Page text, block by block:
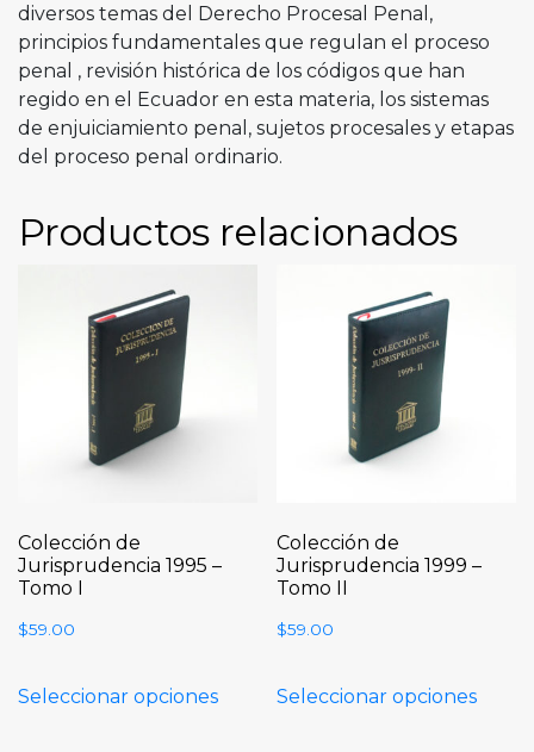
diversos temas del Derecho Procesal Penal,
principios fundamentales que regulan el proceso
penal , revisión histórica de los códigos que han
regido en el Ecuador en esta materia, los sistemas
de enjuiciamiento penal, sujetos procesales y etapas
del proceso penal ordinario.
Productos relacionados
Colección de
Jurisprudencia 1995 –
Tomo I
$59.00
Seleccionar opciones
Colección de
Jurisprudencia 1999 –
Tomo II
$59.00
Seleccionar opciones